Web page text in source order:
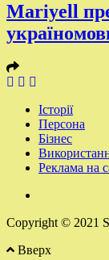
Mariyell
Історії
Персона
Бізнес
Реклама на
Copyright © 2021
Вверх